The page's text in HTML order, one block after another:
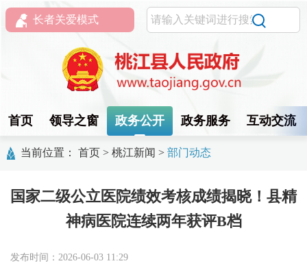
长者关爱模式
首页 领导之窗 政务公开 政务服务 互动交流
当前位置： 首页 > 桃江新闻 > 部门动态
国家二级公立医院绩效考核成绩揭晓！县精
神病医院连续两年获评B档
发布时间：2026-06-03 11:29